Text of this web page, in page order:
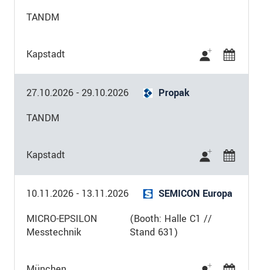
Kapstadt
TANDM
27.10.2026 - 29.10.2026 Propak
Kapstadt
TANDM
10.11.2026 - 13.11.2026 SEMICON Europa
MICRO-EPSILON
Messtechnik
(Booth: Halle C1 //
Stand 631)